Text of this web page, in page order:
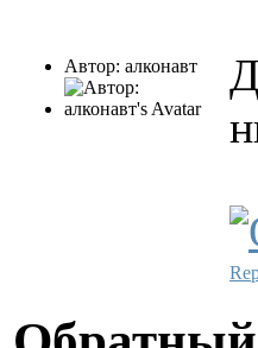
Автор: алконавт